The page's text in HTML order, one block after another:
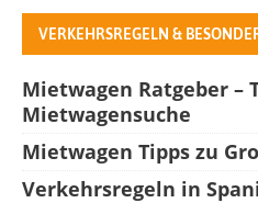
VERKEHRSREGELN &
Mietwagen Ratgeber –
Mietwagensuche
Mietwagen Tipps zu
Verkehrsregeln in